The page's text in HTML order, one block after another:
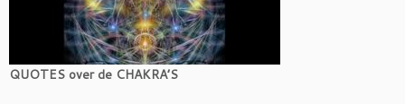
QUOTES over de CHAKRA’S